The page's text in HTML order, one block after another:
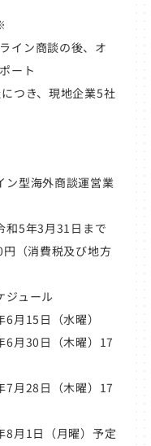
イン商談の後、オ
ート
つき、現地企業5社
ン型海外商談運営業
和5年3月31日まで
（消費税及び地方
ジュール
15日（水曜）
日（木曜）17
月28日（木曜）17
（月曜）予定